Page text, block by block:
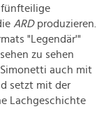
fünfteilige
ARDproduzieren.
"Legendär'"
zu sehen
auch mit
setzt mit der
Lachgeschichte